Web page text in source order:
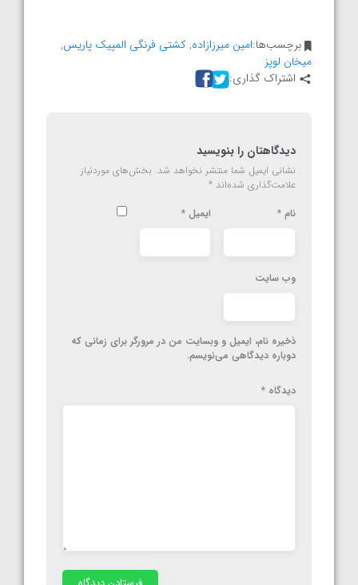
برچسب‌ها:امین میرزازاده,کشتی فرنگی المپیک پاریس,
میخان لوپز
اشتراک گذاری:
دیدگاهتان را بنویسید
نشانی ایمیل شما منتشر نخواهد شد. بخش‌های موردنیاز
علامت‌گذاری شده‌اند *
نام * ایمیل *
وب‌ سایت
ذخیره نام، ایمیل و وبسایت من در مرورگر برای زمانی که
دوباره دیدگاهی می‌نویسم.
دیدگاه *